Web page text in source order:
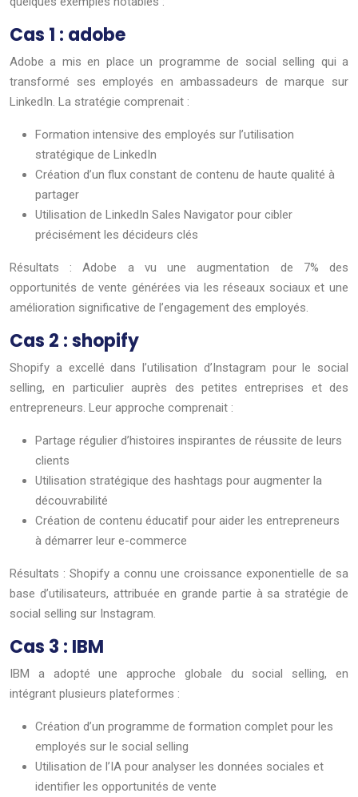
Cas 1 : adobe
Adobe a mis en place un programme de social selling qui a
transformé ses employés en ambassadeurs de marque sur
LinkedIn. La stratégie comprenait :
Formation intensive des employés sur l’utilisation
stratégique de LinkedIn
Création d’un flux constant de contenu de haute qualité à
partager
Utilisation de LinkedIn Sales Navigator pour cibler
précisément les décideurs clés
Résultats : Adobe a vu une augmentation de 7% des
opportunités de vente générées via les réseaux sociaux et une
amélioration significative de l’engagement des employés.
Cas 2 : shopify
Shopify a excellé dans l’utilisation d’Instagram pour le social
selling, en particulier auprès des petites entreprises et des
entrepreneurs. Leur approche comprenait :
Partage régulier d’histoires inspirantes de réussite de leurs
clients
Utilisation stratégique des hashtags pour augmenter la
découvrabilité
Création de contenu éducatif pour aider les entrepreneurs
à démarrer leur e-commerce
Résultats : Shopify a connu une croissance exponentielle de sa
base d’utilisateurs, attribuée en grande partie à sa stratégie de
social selling sur Instagram.
Cas 3 : IBM
IBM a adopté une approche globale du social selling, en
intégrant plusieurs plateformes :
Création d’un programme de formation complet pour les
employés sur le social selling
Utilisation de l’IA pour analyser les données sociales et
identifier les opportunités de vente